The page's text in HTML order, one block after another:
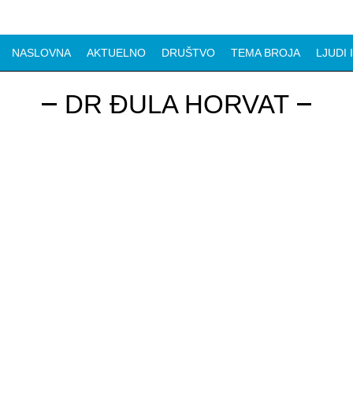
NASLOVNA AKTUELNO DRUŠTVO TEMA BROJA LJUDI
DR ĐULA HORVAT